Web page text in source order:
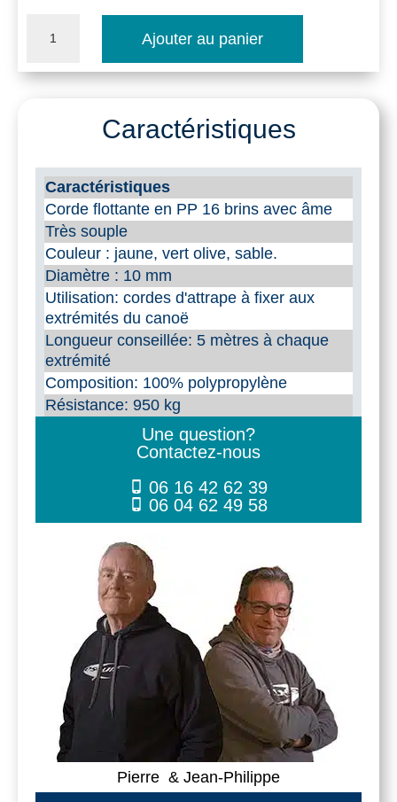
mm
Ajouter au panier
Caractéristiques
Caractéristiques
Corde flottante en PP 16 brins avec âme
Très souple
Couleur : jaune, vert olive, sable.
Diamètre : 10 mm
Utilisation: cordes d'attrape à fixer aux
extrémités du canoë
Longueur conseillée: 5 mètres à chaque
extrémité
Composition: 100% polypropylène
Résistance: 950 kg
Une question?
Contactez-nous
06 16 42 62 39
06 04 62 49 58
Pierre & Jean-Philippe